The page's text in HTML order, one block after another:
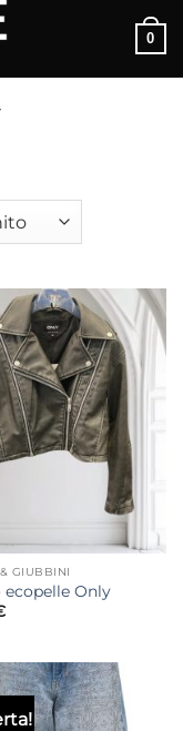
0
GIUBBINI
ecopelle Only